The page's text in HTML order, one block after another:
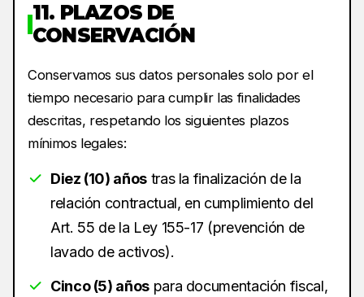
11. PLAZOS DE
CONSERVACIÓN
Conservamos sus datos personales solo por el
tiempo necesario para cumplir las finalidades
descritas, respetando los siguientes plazos
mínimos legales:
Diez (10) añostras la finalización de la
relación contractual, en cumplimiento del
Art. 55 de la Ley 155-17 (prevención de
lavado de activos).
Cinco (5) añospara documentación fiscal,